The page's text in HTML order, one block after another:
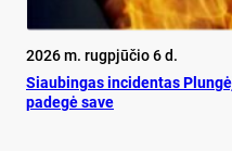
2026 m. rugpjūčio 6 d.
Siau­bin­gas in­ci­den­tas
pa­de­gė sa­ve